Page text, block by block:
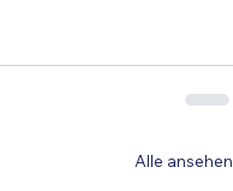
Alle ansehen